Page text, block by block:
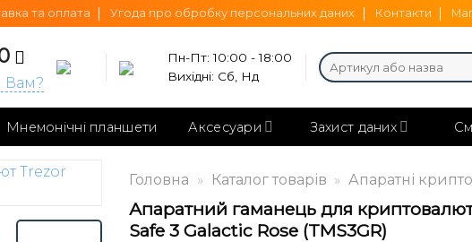
та оплата Угода про обробку персональних даних Контакти
Вам?
Пн-Пт: 10:00 - 18:00
Вихідні: Сб, Нд
Шукати:
Мнемонічні планшети Аксесуари Захист даних
Головна » Каталог товарів » Апаратні
Апаратний гаманець для
Safe 3 Galactic Rose (TMS3GR)